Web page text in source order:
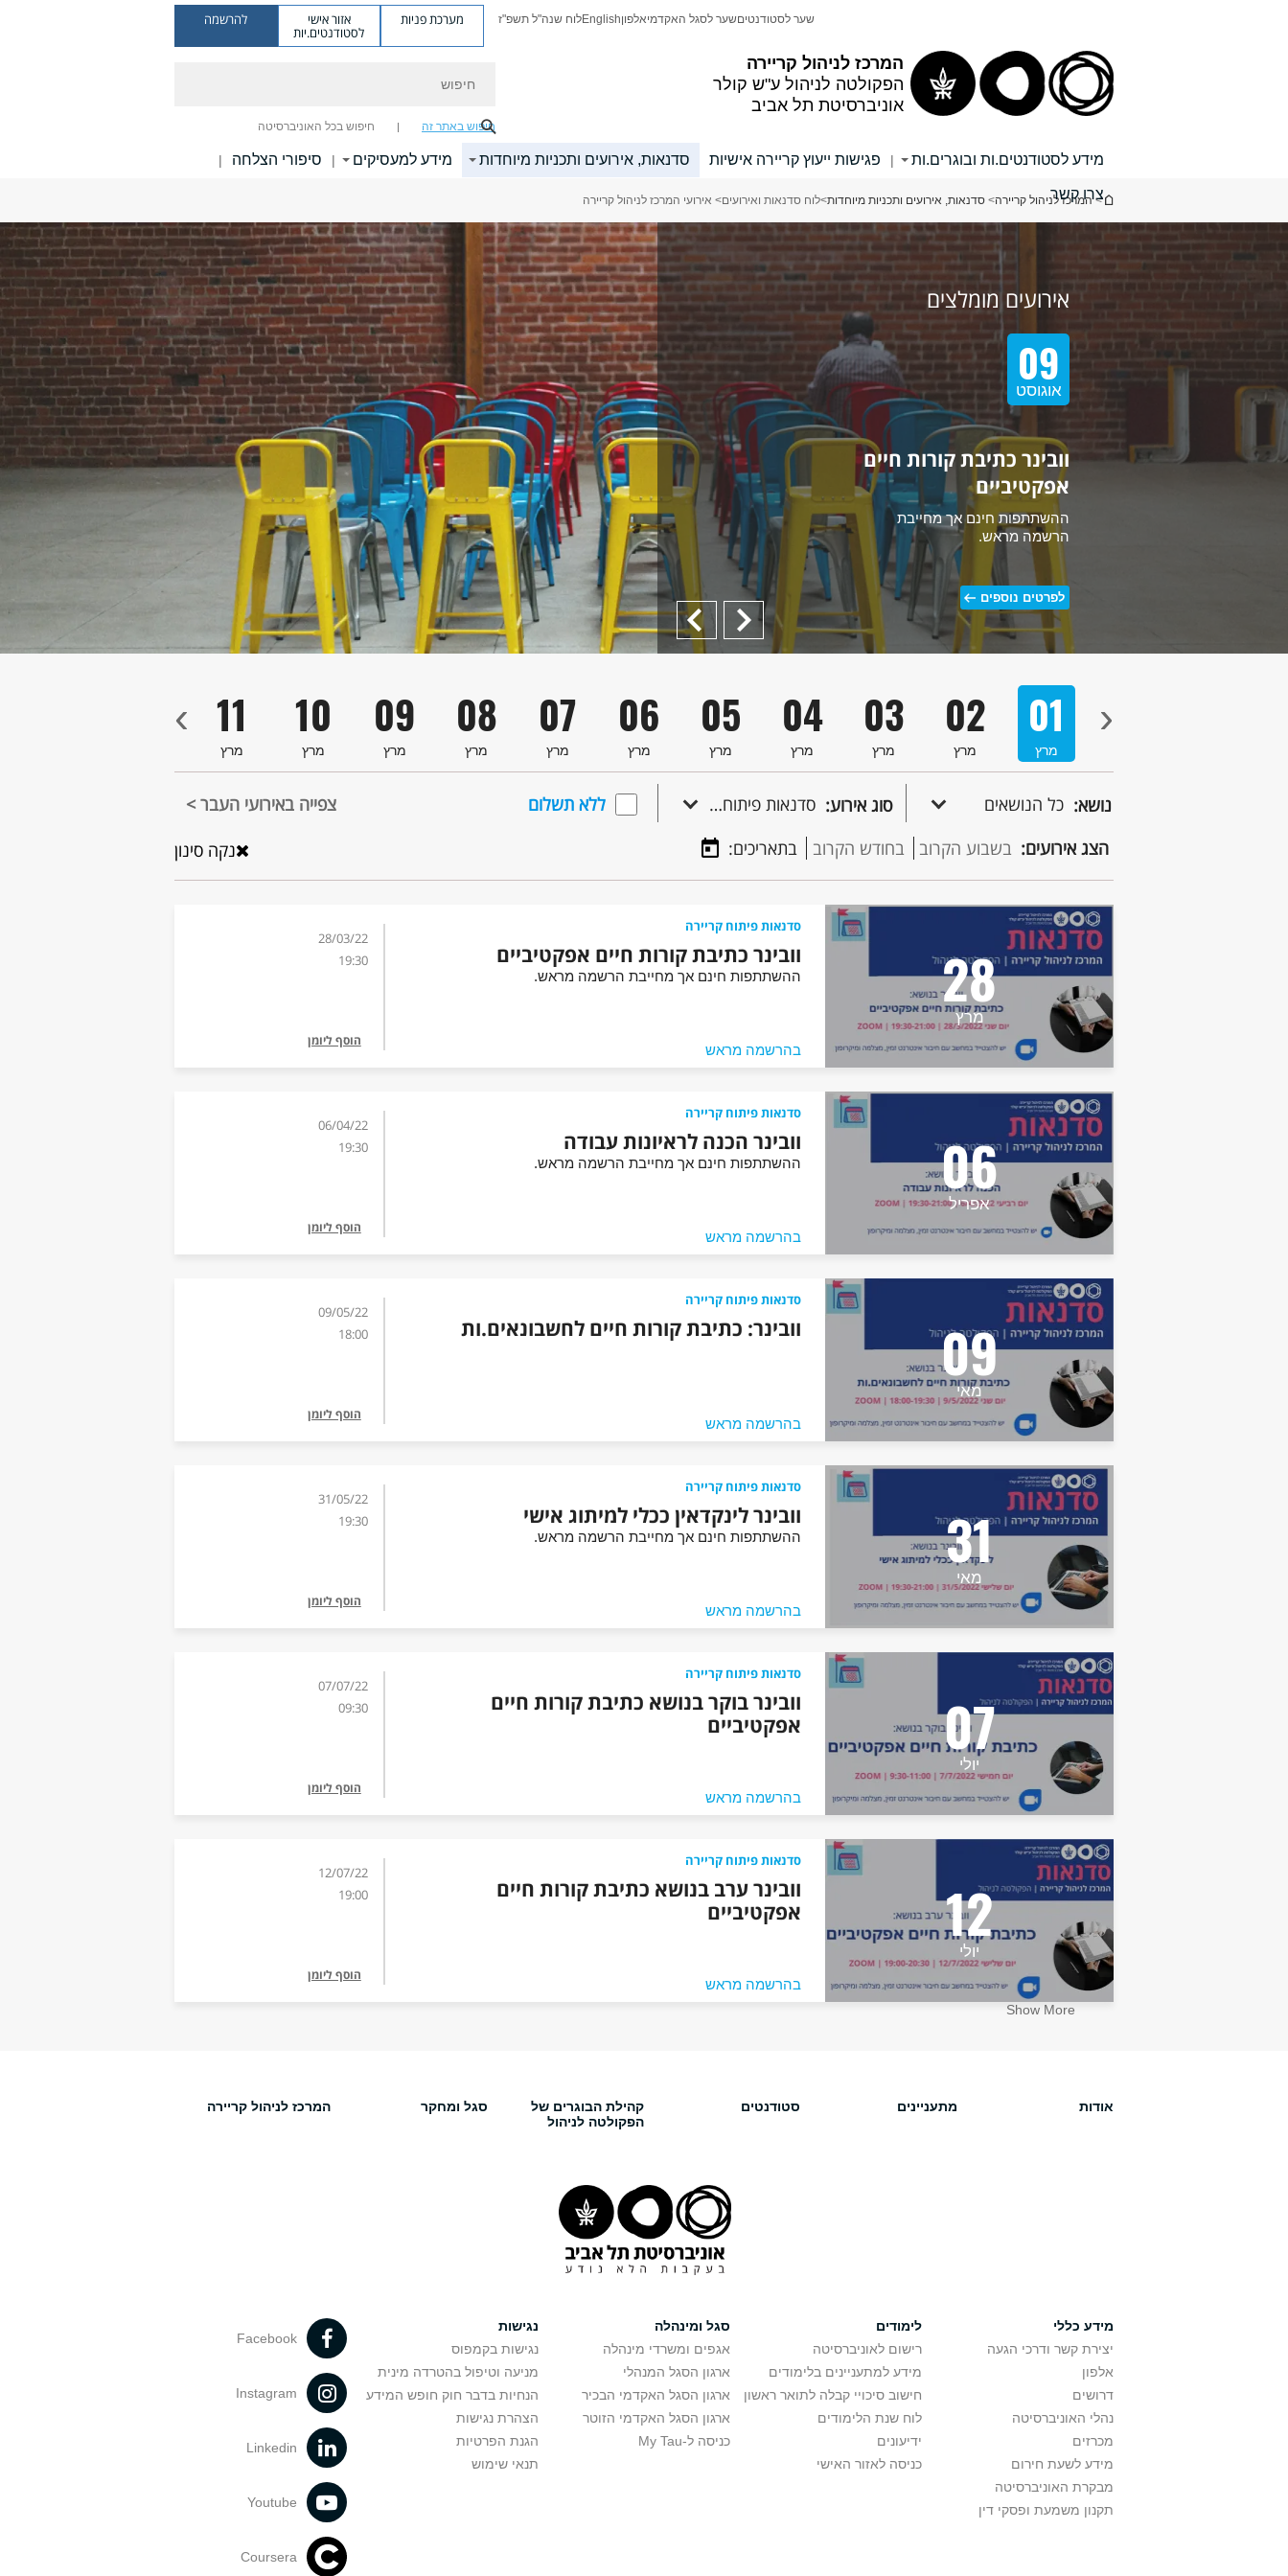
המרכז לניהול קריירה
הפקולטה לניהול ע"ש קולר
אוניברסיטת תל אביב
שער לסטודנטיםשער לסגל האקדמיאלפוןEnglishלוח שנה"ל תשפ"ז מערכת פניות אזור אישי
לסטודנטים.יות
להרשמה
חיפוש באתר זה חיפוש בכל האוניברסיטה
מידע לסטודנטים.ות ובוגרים.ות | פגישות ייעוץ קריירה אישיות סדנאות, אירועים ותכניות מיוחדות מידע למעסיקים | סיפורי הצלחה |
צרו קשר
הינך נמצא כאן
> המרכז לניהול קריירה> סדנאות, אירועים ותכניות מיוחדות>לוח סדנאות ואירועים> אירועי המרכז לניהול קריירה
אירועים מומלצים
09
אוגוסט
וובינר כתיבת קורות חיים
אפקטיביים
ההשתתפות חינם אך מחייבת
הרשמה מראש.
לפרטים נוספים
אירועים מומלצים
09
אוגוסט
וובינר הכנה לראיונות עבודה
ההשתתפות חינם אך מחייבת
הרשמה מראש.
לפרטים נוספים
Previous הבא
›
11
מרץ
10
מרץ
09
מרץ
08
מרץ
07
מרץ
06
מרץ
05
מרץ
04
מרץ
03
מרץ
02
מרץ
01
מרץ
‹
נושא: כל הנושאים סוג אירוע: סדנאות פיתוח קריירה ללא תשלום
צפייה באירועי העבר >
הצג אירועים: בשבוע הקרוב בחודש הקרוב בתאריכים: נקה סינון
28
מרץ
סדנאות פיתוח קריירה
וובינר כתיבת קורות חיים אפקטיביים
ההשתתפות חינם אך מחייבת הרשמה מראש.
בהרשמה מראש
28/03/22
19:30
הוסף ליומן
06
אפריל
סדנאות פיתוח קריירה
וובינר הכנה לראיונות עבודה
ההשתתפות חינם אך מחייבת הרשמה מראש.
בהרשמה מראש
06/04/22
19:30
הוסף ליומן
09
מאי
סדנאות פיתוח קריירה
וובינר: כתיבת קורות חיים לחשבונאים.ות
בהרשמה מראש
09/05/22
18:00
הוסף ליומן
31
מאי
סדנאות פיתוח קריירה
וובינר לינקדאין ככלי למיתוג אישי
ההשתתפות חינם אך מחייבת הרשמה מראש.
בהרשמה מראש
31/05/22
19:30
הוסף ליומן
07
יולי
סדנאות פיתוח קריירה
וובינר בוקר בנושא כתיבת קורות חיים
אפקטיביים
בהרשמה מראש
07/07/22
09:30
הוסף ליומן
12
יולי
סדנאות פיתוח קריירה
וובינר ערב בנושא כתיבת קורות חיים
אפקטיביים
בהרשמה מראש
12/07/22
19:00
הוסף ליומן
Show More
אודות מתעניינים סטודנטים
קהילת הבוגרים של
הפקולטה לניהול
סגל ומחקר המרכז לניהול קריירה
מידע כללי
יצירת קשר ודרכי הגעה
אלפון
דרושים
נהלי האוניברסיטה
מכרזים
מידע לשעת חירום
מבקרת האוניברסיטה
תקנון משמעת ופסקי דין
לימודים
רישום לאוניברסיטה
מידע למתעניינים בלימודים
חישוב סיכויי קבלה לתואר ראשון
לוח שנת הלימודים
ידיעונים
כניסה לאזור האישי
סגל ומינהלה
אגפים ומשרדי מינהלה
ארגון הסגל המנהלי
ארגון הסגל האקדמי הבכיר
ארגון הסגל האקדמי הזוטר
כניסה ל-My Tau
נגישות
נגישות בקמפוס
מניעה וטיפול בהטרדה מינית
הנחיות בדבר חוק חופש המידע
הצהרת נגישות
הגנת הפרטיות
תנאי שימוש
Facebook
Instagram
Linkedin
Youtube
Coursera